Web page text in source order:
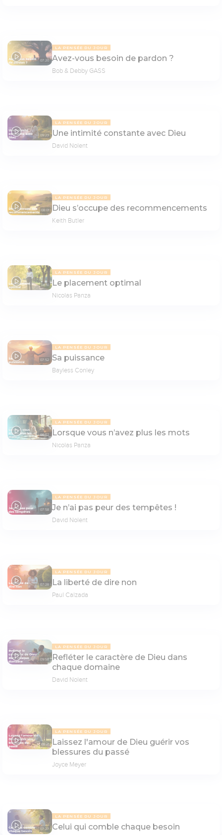
07:20
LA PENSÉE DU JOUR
Avez-vous besoin de pardon ?
Bob & Debby GASS
09:23
LA PENSÉE DU JOUR
Une intimité constante avec Dieu
David Nolent
08:01
LA PENSÉE DU JOUR
Dieu s’occupe des recommencements
Keith Butler
08:10
LA PENSÉE DU JOUR
Le placement optimal
Nicolas Panza
07:52
LA PENSÉE DU JOUR
Sa puissance
Bayless Conley
08:02
LA PENSÉE DU JOUR
Lorsque vous n’avez plus les mots
Nicolas Panza
07:58
LA PENSÉE DU JOUR
Je n’ai pas peur des tempêtes !
David Nolent
07:28
LA PENSÉE DU JOUR
La liberté de dire non
Paul Calzada
09:58
LA PENSÉE DU JOUR
Refléter le caractère de Dieu dans
chaque domaine
David Nolent
08:21
LA PENSÉE DU JOUR
Laissez l'amour de Dieu guérir vos
blessures du passé
Joyce Meyer
07:27
LA PENSÉE DU JOUR
Celui qui comble chaque besoin